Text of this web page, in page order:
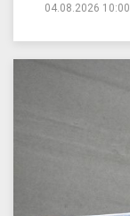
04.08.2026 10:00